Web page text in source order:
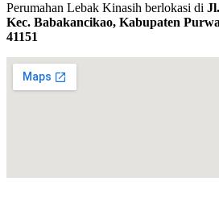
Perumahan Lebak Kinasih berlokasi di
Kec. Babakancikao, Kabupaten
41151